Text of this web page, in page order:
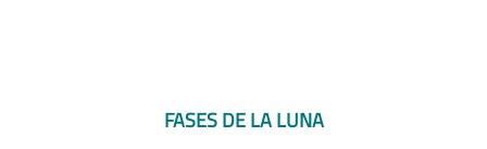
FASES DE LA LUNA